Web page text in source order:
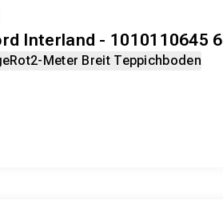
Interland - 1010110645
Rot2-Meter Breit Teppichboden